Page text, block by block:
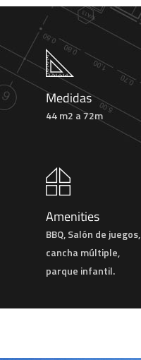
Medidas
44 m2 a 72m
Amenities
BBQ, Salón de juegos,
cancha múltiple,
parque infantil.